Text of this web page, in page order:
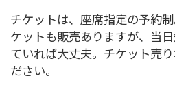
チケットは、座席指定の予約
ケットも販売ありますが、当
ていれば大丈夫。チケット売
ださい。